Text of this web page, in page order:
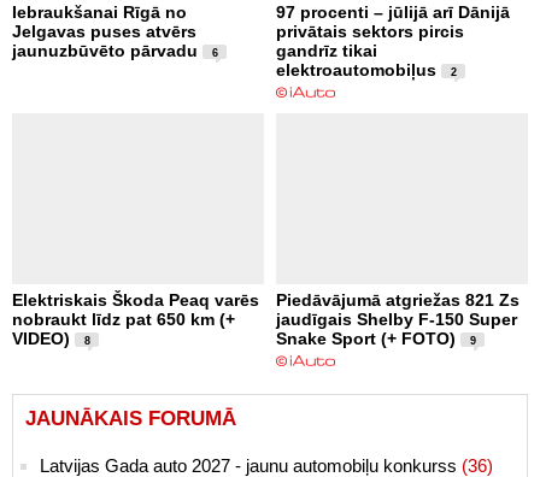
Iebraukšanai Rīgā no
Jelgavas puses atvērs
jaunuzbūvēto pārvadu
6
97 procenti – jūlijā arī Dānijā
privātais sektors pircis
gandrīz tikai
elektroautomobiļus
2
Elektriskais Škoda Peaq varēs
nobraukt līdz pat 650 km (+
VIDEO)
8
Piedāvājumā atgriežas 821 Zs
jaudīgais Shelby F-150 Super
Snake Sport (+ FOTO)
9
JAUNĀKAIS FORUMĀ
Latvijas Gada auto 2027 - jaunu automobiļu konkurss (36)